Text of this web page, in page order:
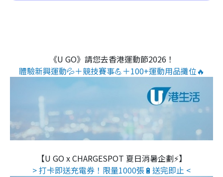
《U GO》請您去香港運動節2026！
體驗新興運動💦＋競技賽事💪＋100+運動用品攤位🔥
【U GO x CHARGESPOT 夏日消暑企劃⚡】
> 打卡即送充電券！限量1000張🔋送完即止 <